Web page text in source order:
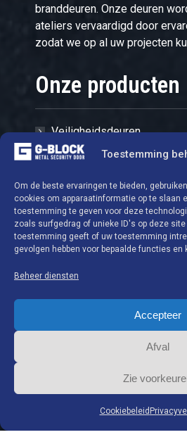
Toestemming
Om de beste ervaringen te bieden,
cookies om apparaatinformatie op te slaan
toestemming te geven voor deze
zoals surfgedrag of unieke ID's op deze
toestemming geeft of uw toestemming
gevolgen hebben voor bepaalde functies en
Beheer diensten
Accepteer
Afval
Zie
Cookiebeleid
branddeuren. Onze deuren
ateliers vervaardigd door
zodat we op al uw projecten
Onze producten
Veiligheidsdeuren
Roosters
Hardware
Kluizen - Kasten
Industrieterrein Ghislenghien
+32 (0)68 26 66 10